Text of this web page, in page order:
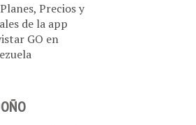
Precios y
de la app
GO en